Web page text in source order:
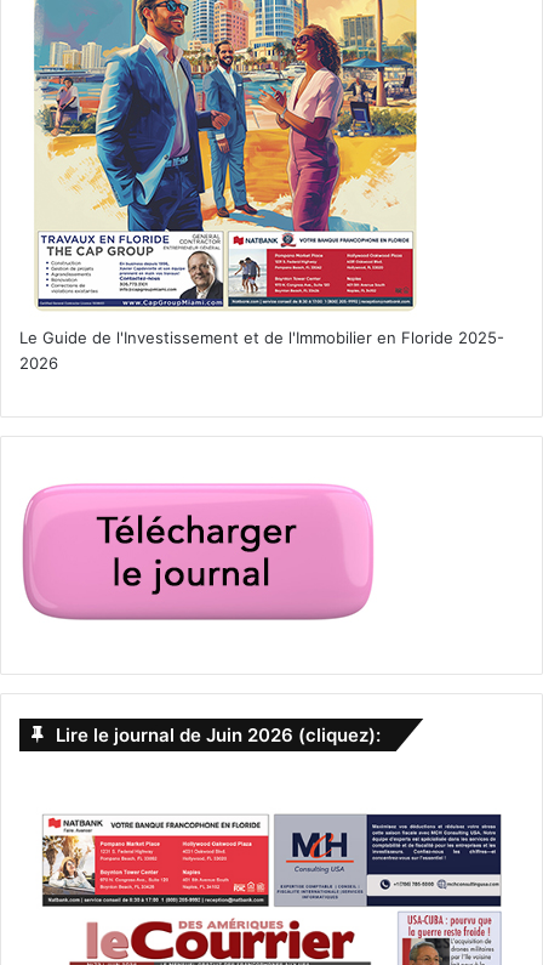
Le Guide de l'Investissement et de l'Immobilier en Floride 2025-
2026
Lire le journal de Juin 2026 (cliquez):